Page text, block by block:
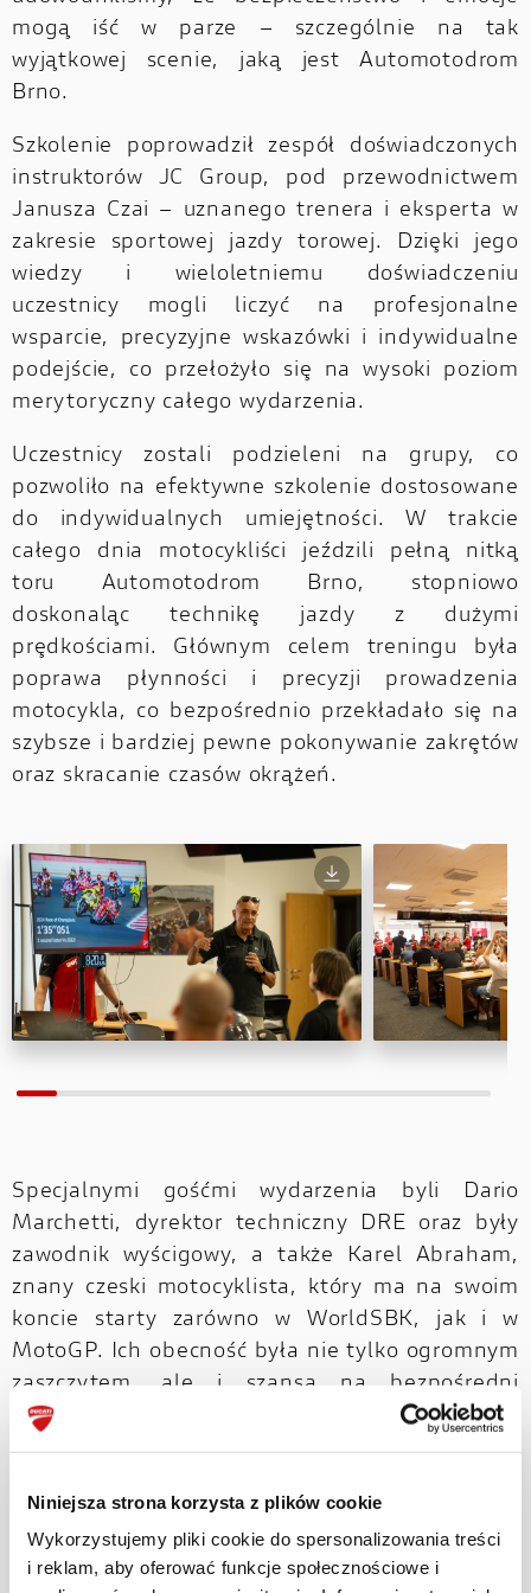
Niniejsza strona korzysta z plików cookie
Wykorzystujemy pliki cookie do spersonalizowania treści
i reklam, aby oferować funkcje społecznościowe i
mogą iść w parze – szczególnie na tak
wyjątkowej scenie, jaką jest Automotodrom
Brno.
Szkolenie poprowadził zespół doświadczonych
instruktorów JC Group, pod przewodnictwem
Janusza Czai – uznanego trenera i eksperta w
zakresie sportowej jazdy torowej. Dzięki jego
wiedzy i wieloletniemu doświadczeniu
uczestnicy mogli liczyć na profesjonalne
wsparcie, precyzyjne wskazówki i indywidualne
podejście, co przełożyło się na wysoki poziom
merytoryczny całego wydarzenia.
Uczestnicy zostali podzieleni na grupy, co
pozwoliło na efektywne szkolenie dostosowane
do indywidualnych umiejętności. W trakcie
całego dnia motocykliści jeździli pełną nitką
toru Automotodrom Brno, stopniowo
doskonaląc technikę jazdy z dużymi
prędkościami. Głównym celem treningu była
poprawa płynności i precyzji prowadzenia
motocykla, co bezpośrednio przekładało się na
szybsze i bardziej pewne pokonywanie zakrętów
oraz skracanie czasów okrążeń.
Specjalnymi gośćmi wydarzenia byli Dario
Marchetti, dyrektor techniczny DRE oraz były
zawodnik wyścigowy, a także Karel Abraham,
znany czeski motocyklista, który ma na swoim
koncie starty zarówno w WorldSBK, jak i w
MotoGP. Ich obecność była nie tylko ogromnym
zaszczytem, ale i szansą na bezpośredni
kontakt z profesjonalistami najwyższej klasy.
Wielu uczestników skorzystało z okazji, by
cennych rad od ludzi, którzy znają świat
wyścigów od podszewki.